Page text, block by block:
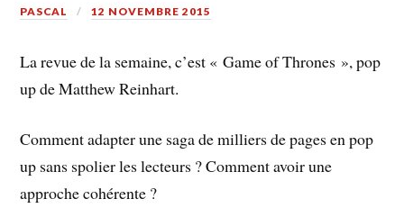
PASCAL 12 NOVEMBRE 2015
La revue de la semaine, c’est « Game of Thrones », pop
up de Matthew Reinhart.
Comment adapter une saga de milliers de pages en pop
up sans spolier les lecteurs ? Comment avoir une
approche cohérente ?